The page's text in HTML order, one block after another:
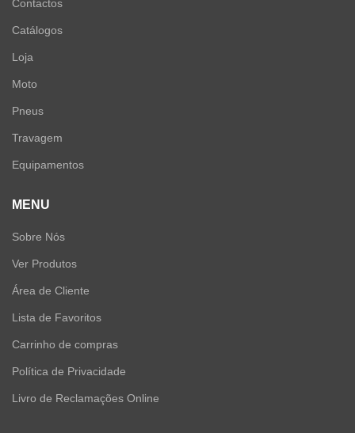
Contactos
Catálogos
Loja
Moto
Pneus
Travagem
Equipamentos
MENU
Sobre Nós
Ver Produtos
Área de Cliente
Lista de Favoritos
Carrinho de compras
Política de Privacidade
Livro de Reclamações Online